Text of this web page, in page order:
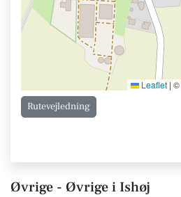
Leaflet | ©
Rutevejledning
Øvrige - Øvrige i Ishøj